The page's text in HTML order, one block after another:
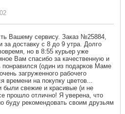
Вашему сервису. Заказ №25884,
доставку с 8 до 9 утра. Долго
но в 8:55 курьер уже
Вам спасибо за качественную и
понравился (один из подарков Маме
загруженного рабочего
времени на покупку цветов...
были свежие и красивые (и не
прошло отлично! Я уверена, что
буду рекомендовать своим друзьям